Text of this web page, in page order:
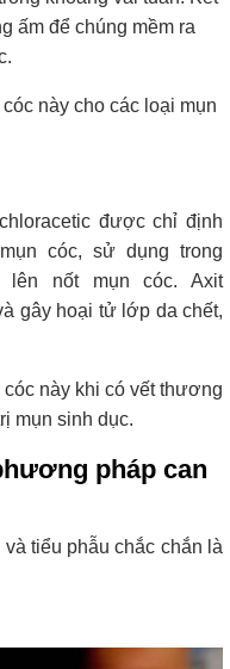
ấm để chúng mềm ra
này cho các loại mụn
được chỉ định
cóc, sử dụng trong
lên nốt mụn cóc. Axit
gây hoại tử lớp da chết,
này khi có vết thương
mụn sinh dục.
pháp can
tiểu phẫu chắc chắn là